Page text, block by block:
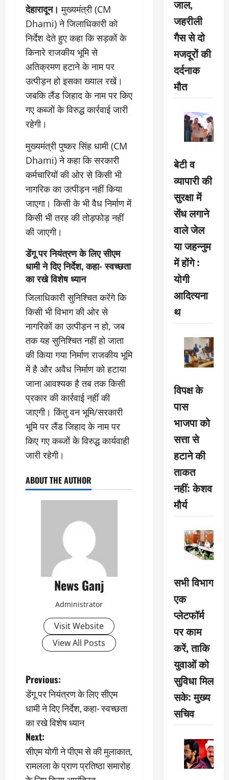
देहारादून। मुख्यमंत्री (CM
Dhami) ने जिलाधिकारी को
निर्देश देते हुए कहा कि सड़कों के
किनारे राजकीय भूमि से
अतिक्रमण हटाने के नाम पर
उत्पीड़न हो इसका ख्याल रखें।
जबकि लैंड जिहाद के नाम पर किए
गए कब्जों के विरुद्ध कार्रवाई जारी
रहेगी।
मुख्यमंत्री पुष्कर सिंह धामी (CM
Dhami) ने कहा कि सरकारी
कर्मचारियों की ओर से किसी भी
नागरिक का उत्पीड़न नहीं किया
जाएगा। किसी के भी वैध निर्माण में
किसी भी तरह की तोड़फोड़ नहीं
की जाएगी।
डेंगू पर नियंत्रण के लिए सीएम
धामी ने दिए निर्देश, कहा- स्वच्छता
का रखे विशेष ध्यान
जिलाधिकारी सुनिश्चित करेंगे कि
किसी भी विभाग की ओर से
नागरिकों का उत्पीड़न न हो, जब
तक यह सुनिश्चित नहीं हो जाता
की किया गया निर्माण राजकीय भूमि
में है और अवैध निर्माण को हटाया
जाना आवश्यक है तब तक किसी
प्रकार की कार्रवाई नहीं की
जाएगी। किंतु वन भूमि/सरकारी
भूमि पर लैंड जिहाद के नाम पर
किए गए कब्जों के विरुद्ध कार्यवाही
जारी रहेगी।
ABOUT THE AUTHOR
News Ganj
Administrator
Visit Website
View All Posts
P
o
s
t
n
Previous:
डेंगू पर नियंत्रण के लिए सीएम
धामी ने दिए निर्देश, कहा- स्वच्छता
का रखे विशेष ध्यान
Next:
सीएम योगी ने पीएम से की मुलाकात,
रामलला के प्राण प्रतिष्ठा समारोह
जाल,
जहरीली
गैस से दो
मजदूरों की
दर्दनाक
मौत
बेटी व
व्यापारी की
सुरक्षा में
सेंध लगाने
वाले जेल
या जहन्नुम
में होंगे :
योगी
आदित्यना
थ
विपक्ष के
पास
भाजपा को
सत्ता से
हटाने की
ताकत
नहीं: केशव
मौर्य
सभी विभाग
एक
प्लेटफॉर्म
पर काम
करें, ताकि
युवाओं को
सुविधा मिल
सके: मुख्य
सचिव